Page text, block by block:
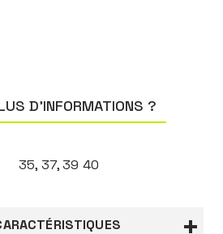
D’INFORMATIONS ?
35, 37, 39 40